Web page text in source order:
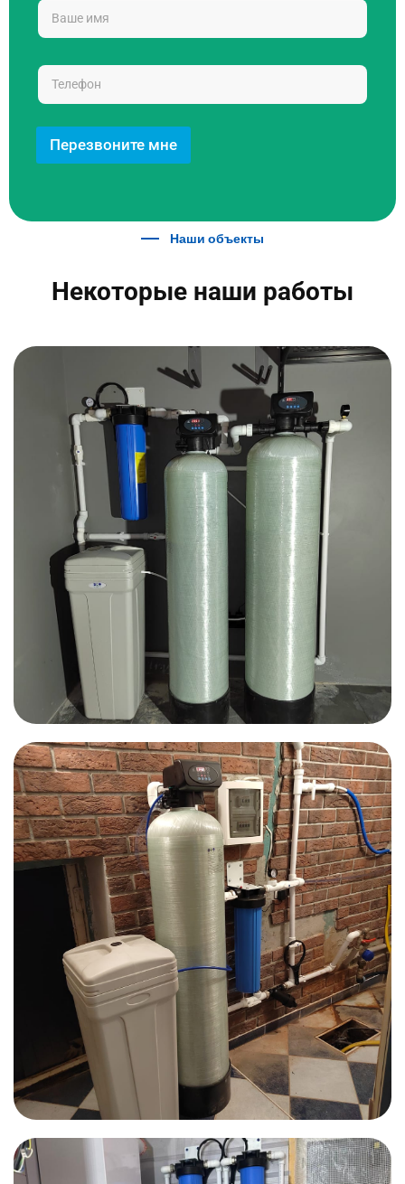
Перезвоните мне
Наши объекты
Некоторые наши работы